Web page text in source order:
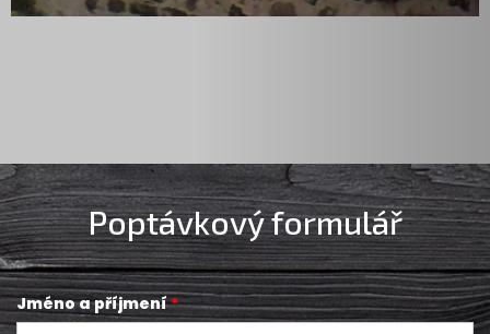
Poptávkový formulář
Jméno a příjmení